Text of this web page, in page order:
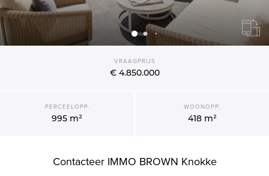
VRAAGPRIJS
€ 4.850.000
PERCEELOPP.
995 m²
WOONOPP.
418 m²
Contacteer IMMO BROWN Knokke